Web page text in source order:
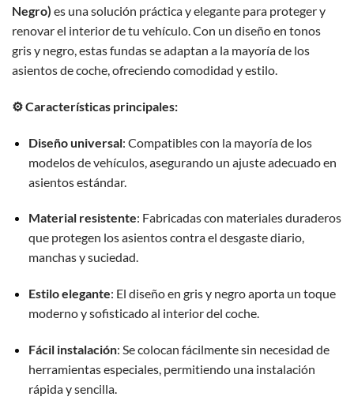
Negro) es una solución práctica y elegante para proteger y
renovar el interior de tu vehículo.Con un diseño en tonos
gris y negro, estas fundas se adaptan a la mayoría de los
asientos de coche, ofreciendo comodidad y estilo.
⚙️ Características principales:
Diseño universal: Compatibles con la mayoría de los
modelos de vehículos, asegurando un ajuste adecuado en
asientos estándar.
Material resistente: Fabricadas con materiales duraderos
que protegen los asientos contra el desgaste diario,
manchas y suciedad.
Estilo elegante: El diseño en gris y negro aporta un toque
moderno y sofisticado al interior del coche.
Fácil instalación: Se colocan fácilmente sin necesidad de
herramientas especiales, permitiendo una instalación
rápida y sencilla.